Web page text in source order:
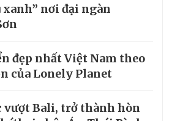
xanh” nơi đại ngàn
đẹp nhất Việt Nam theo
của Lonely Planet
vượt Bali, trở thành hòn